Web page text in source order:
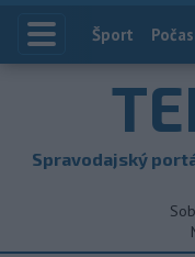
Index
Šport
Spravodajský